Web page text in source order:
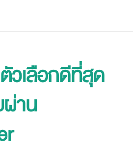
วเลือกดีที่สุด
าน